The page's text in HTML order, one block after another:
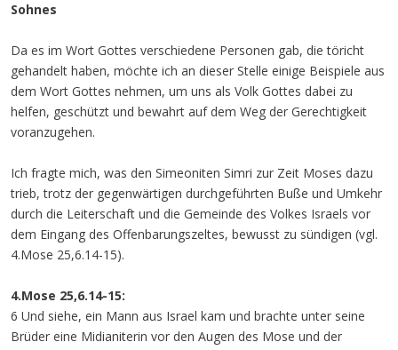
Sohnes
Da es im Wort Gottes verschiedene Personen gab, die töricht
gehandelt haben, möchte ich an dieser Stelle einige Beispiele aus
dem Wort Gottes nehmen, um uns als Volk Gottes dabei zu
helfen, geschützt und bewahrt auf dem Weg der Gerechtigkeit
voranzugehen.
Ich fragte mich, was den Simeoniten Simri zur Zeit Moses dazu
trieb, trotz der gegenwärtigen durchgeführten Buße und Umkehr
durch die Leiterschaft und die Gemeinde des Volkes Israels vor
dem Eingang des Offenbarungszeltes, bewusst zu sündigen (vgl.
4.Mose 25,6.14-15).
4.Mose 25,6.14-15:
6 Und siehe, ein Mann aus Israel kam und brachte unter seine
Brüder eine Midianiterin vor den Augen des Mose und der